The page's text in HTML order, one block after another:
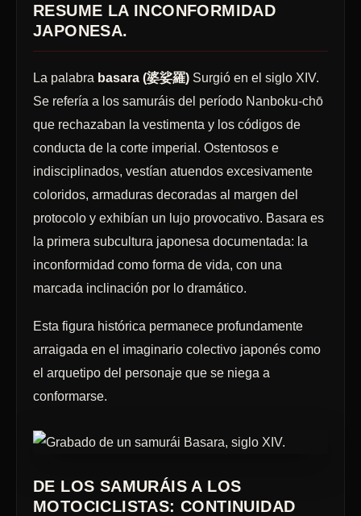
RESUME LA INCONFORMIDAD
JAPONESA.
La palabra basara (婆娑羅) Surgió en el siglo XIV.
Se refería a los samuráis del período Nanboku-chō
que rechazaban la vestimenta y los códigos de
conducta de la corte imperial. Ostentosos e
indisciplinados, vestían atuendos excesivamente
coloridos, armaduras decoradas al margen del
protocolo y exhibían un lujo provocativo. Basara es
la primera subcultura japonesa documentada: la
inconformidad como forma de vida, con una
marcada inclinación por lo dramático.
Esta figura histórica permanece profundamente
arraigada en el imaginario colectivo japonés como
el arquetipo del personaje que se niega a
conformarse.
DE LOS SAMURÁIS A LOS
MOTOCICLISTAS: CONTINUIDAD